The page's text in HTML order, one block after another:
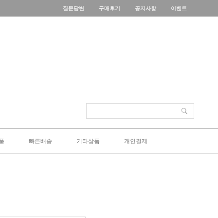
질문답변 구매후기 공지사항 이벤트
빠른배송 기타상품 개인결제